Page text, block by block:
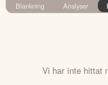
Blankning
Analyser
Vi har inte hittat